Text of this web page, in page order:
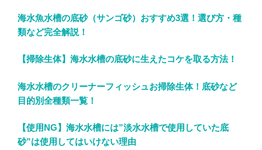
海水魚水槽の底砂（サンゴ砂）おすすめ3選！選び方・種
類など完全解説！
【掃除生体】海水水槽の底砂に生えたコケを取る方法！
海水水槽のクリーナーフィッシュお掃除生体！底砂など
目的別全種類一覧！
【使用NG】海水水槽には”淡水水槽で使用していた底
砂”は使用してはいけない理由